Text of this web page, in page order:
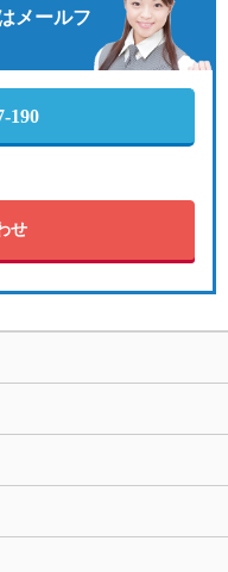
メールフ
190
せ